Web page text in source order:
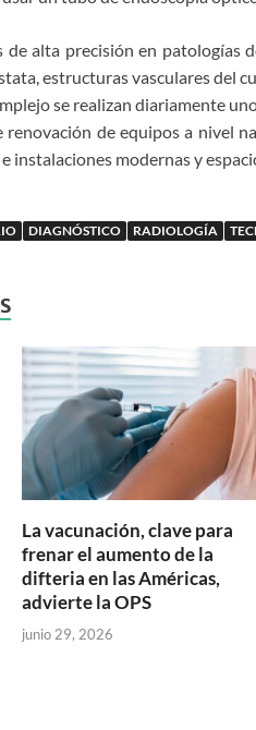
de alta precisión en patologías
estructuras vasculares del
se realizan diariamente
renovación de equipos a nivel
instalaciones modernas y
DIAGNÓSTICO RADIOLOGÍA
La vacunación, clave para
frenar el aumento de la
difteria en las Américas,
advierte la OPS
junio 29, 2026